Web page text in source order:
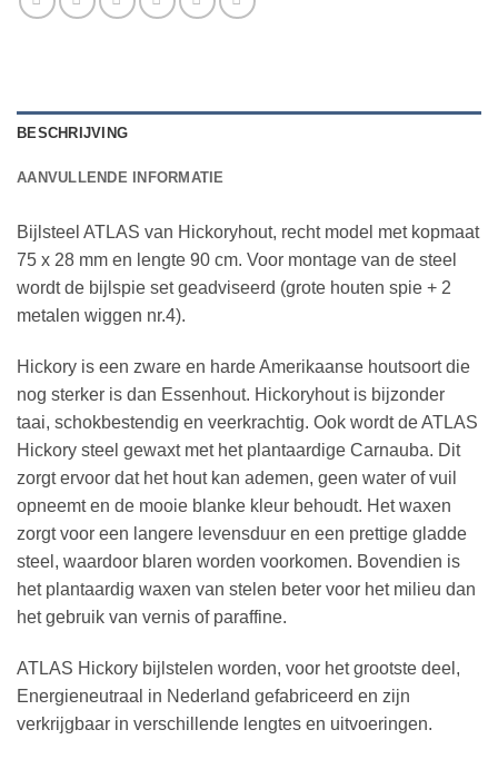
BESCHRIJVING
AANVULLENDE INFORMATIE
Bijlsteel ATLAS van Hickoryhout, recht model met kopmaat
75 x 28 mm en lengte 90 cm. Voor montage van de steel
wordt de bijlspie set geadviseerd (grote houten spie + 2
metalen wiggen nr.4).
Hickory is een zware en harde Amerikaanse houtsoort die
nog sterker is dan Essenhout. Hickoryhout is bijzonder
taai, schokbestendig en veerkrachtig. Ook wordt de ATLAS
Hickory steel gewaxt met het plantaardige Carnauba. Dit
zorgt ervoor dat het hout kan ademen, geen water of vuil
opneemt en de mooie blanke kleur behoudt. Het waxen
zorgt voor een langere levensduur en een prettige gladde
steel, waardoor blaren worden voorkomen. Bovendien is
het plantaardig waxen van stelen beter voor het milieu dan
het gebruik van vernis of paraffine.
ATLAS Hickory bijlstelen worden, voor het grootste deel,
Energieneutraal in Nederland gefabriceerd en zijn
verkrijgbaar in verschillende lengtes en uitvoeringen.